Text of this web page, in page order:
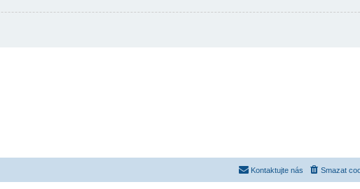
Smazat
Kontaktujte nás